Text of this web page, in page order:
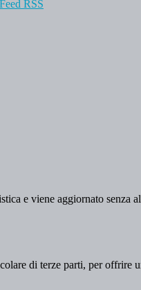
e viene aggiornato
di terze parti, per